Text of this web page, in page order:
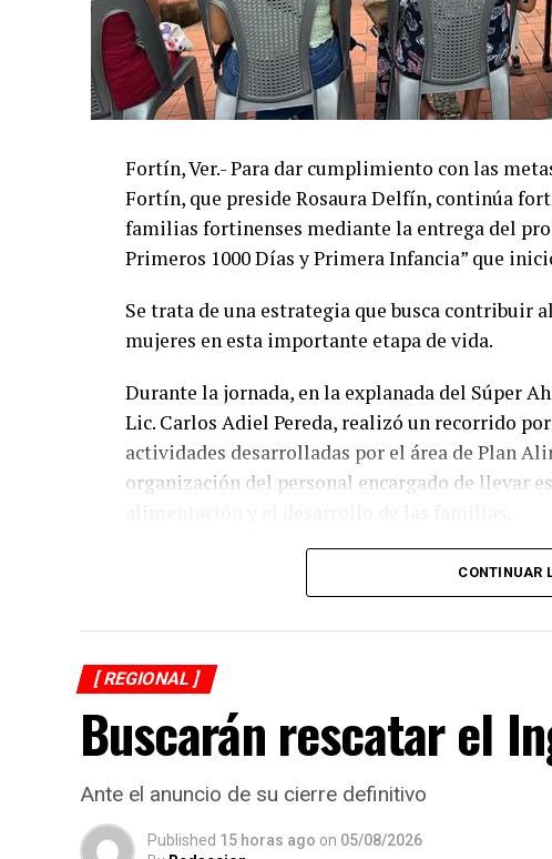
Fortín, Ver.- Para dar cumplimiento con las
Fortín, que preside Rosaura Delfín, continúa
familias fortinenses mediante la entrega del
Primeros 1000 Días y Primera Infancia” que
Se trata de una estrategia que busca contribuir
mujeres en esta importante etapa de vida.
Durante la jornada, en la explanada del Súper
Lic. Carlos Adiel Pereda, realizó un recorrido
actividades desarrolladas por el área de Plan
organización del personal encargado de llevar
Asimismo, se informa a las personas
jueves 6 y viernes 7 de agosto, de acuerdo con
previamente fueron difundidos a través de los
trabajo, resultados y hechos que unidos hacemos
CONTINUAR
[ REGIONAL ]
Buscarán rescatar el
Ante el anuncio de su cierre definitivo
Published 15 horas ago on 05/08/2026